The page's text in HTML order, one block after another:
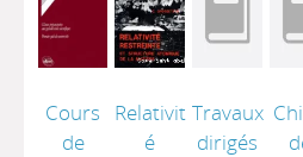
Cours
de
Relativit
é
Travaux
dirigés